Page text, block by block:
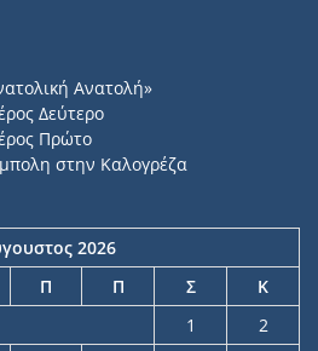
Ανατολή»
Δεύτερο
Πρώτο
στην Καλογρέζα
2026
Π Π Σ
Κ
1
2